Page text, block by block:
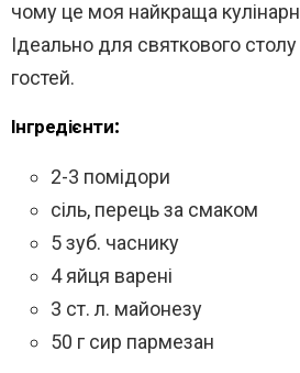
чому це моя найкраща
Ідеально для святкового
гостей.
Інгредієнти:
2-3 помідори
сіль, перець за смаком
5 зуб. часнику
4 яйця варені
3 ст. л. майонезу
50 г сир пармезан